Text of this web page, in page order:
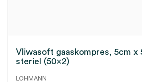
Vliwasoft gaaskompres, 5cm x
steriel (50×2)
LOHMANN